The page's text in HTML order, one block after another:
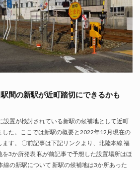
間の新駅が近町踏切にできるかも
設置が検討されている新駅の候補地として近町
た。ここでは新駅の概要と2022年12月現在の
す。 〇前記事は下記リンクより、北陸本線 福
3か所発表 私が前記事で予想した設置場所はほ
線の新駅について 新駅の候補地は3か所あった